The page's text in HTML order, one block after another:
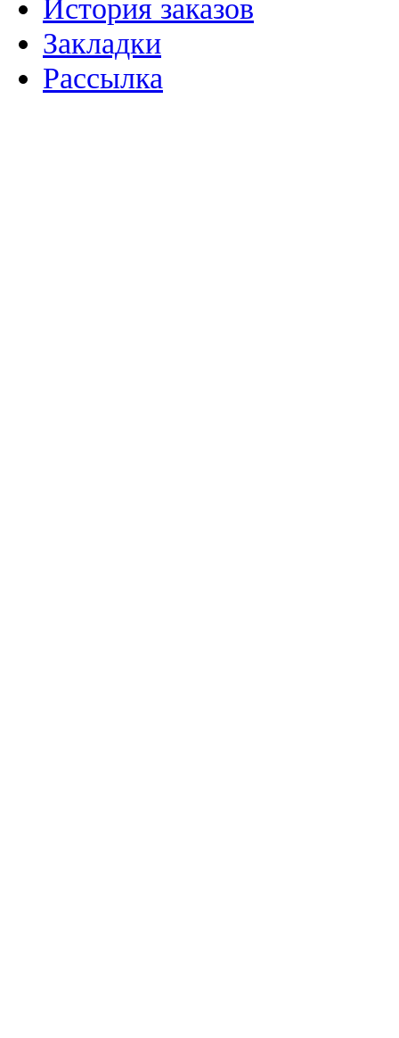
История заказов
Закладки
Рассылка